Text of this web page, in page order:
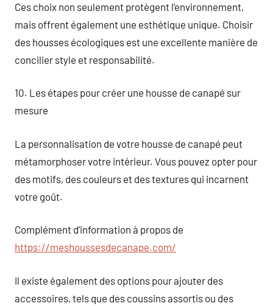
Ces choix non seulement protègent l’environnement,
mais offrent également une esthétique unique. Choisir
des housses écologiques est une excellente manière de
concilier style et responsabilité.
10. Les étapes pour créer une housse de canapé sur
mesure
La personnalisation de votre housse de canapé peut
métamorphoser votre intérieur. Vous pouvez opter pour
des motifs, des couleurs et des textures qui incarnent
votre goût.
Complément d’information à propos de
https://meshoussesdecanape.com/
Il existe également des options pour ajouter des
accessoires, tels que des coussins assortis ou des